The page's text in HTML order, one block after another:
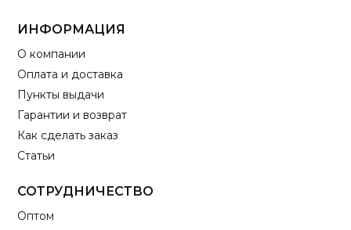
ИНФОРМАЦИЯ
О компании
Оплата и доставка
Пункты выдачи
Гарантии и возврат
Как сделать заказ
Статьи
СОТРУДНИЧЕСТВО
Оптом